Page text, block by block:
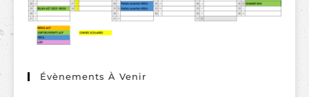
Évènements À Venir